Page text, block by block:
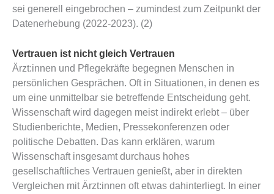
sei generell eingebrochen – zumindest zum Zeitpunkt der
Datenerhebung (2022-2023). (2)
Vertrauen ist nicht gleich Vertrauen
Ärzt:innen und Pflegekräfte begegnen Menschen in
persönlichen Gesprächen. Oft in Situationen, in denen es
um eine unmittelbar sie betreffende Entscheidung geht.
Wissenschaft wird dagegen meist indirekt erlebt – über
Studienberichte, Medien, Pressekonferenzen oder
politische Debatten. Das kann erklären, warum
Wissenschaft insgesamt durchaus hohes
gesellschaftliches Vertrauen genießt, aber in direkten
Vergleichen mit Ärzt:innen oft etwas dahinterliegt. In einer